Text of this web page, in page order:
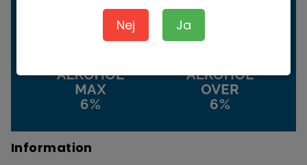
Nej Ja
Information